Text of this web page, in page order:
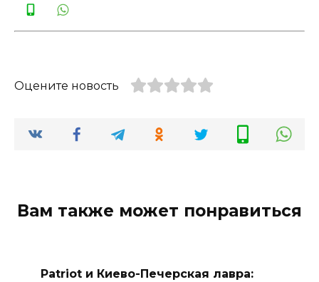
Оцените новость
Вам также может понравиться
Patriot и Киево-Печерская лавра: